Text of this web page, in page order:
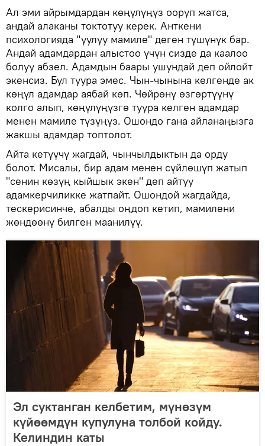
Ал эми айрымдардан көңүлүңүз ооруп жатса,
андай алаканы токтотуу керек. Анткени
психологияда "уулуу мамиле" деген түшүнүк бар.
Андай адамдардан алыстоо үчүн сизде да каалоо
болуу абзел. Адамдын баары ушундай деп ойлойт
экенсиз. Бул туура эмес. Чын-чынына келгенде ак
көңүл адамдар аябай көп. Чөйрөнү өзгөртүүнү
колго алып, көңүлүңүзгө туура келген адамдар
менен мамиле түзүңүз. Ошондо гана айланаңызга
жакшы адамдар топтолот.
Айта кетүүчү жагдай, чынчылдыктын да орду
болот. Мисалы, бир адам менен сүйлөшүп жатып
"сенин көзүң кыйшык экен" деп айтуу
адамкерчиликке жатпайт. Ошондой жагдайда,
тескерисинче, абалды оңдоп кетип, мамилени
жөндөөнү билген маанилүү.
Эл суктанган келбетим, мүнөзүм
күйөөмдүн купулуна толбой койду.
Келиндин каты